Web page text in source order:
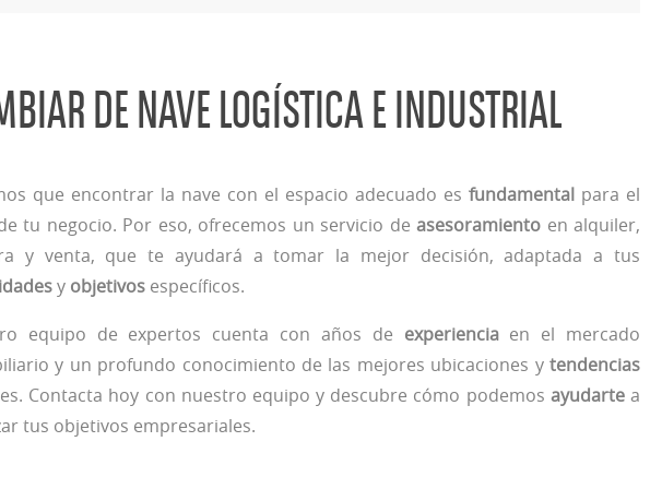
DE NAVE LOGÍSTICA E INDUSTRIAL
que encontrar la nave con el espacio adecuado es fundamental para el
tu negocio. Por eso, ofrecemos un servicio de asesoramiento en alquiler,
y venta, que te ayudará a tomar la mejor decisión, adaptada a tus
y objetivos específicos.
equipo de expertos cuenta con años de experiencia en el mercado
y un profundo conocimiento de las mejores ubicaciones y tendencias
Contacta hoy con nuestro equipo y descubre cómo podemos ayudartea
tus objetivos empresariales.